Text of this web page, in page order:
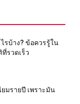
รบ้าง? ข้อควรรู้ใน
รวดเร็ว
มรายปี เพราะมัน